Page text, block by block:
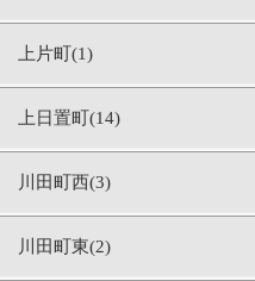
上片町(1)
上日置町(14)
川田町西(3)
川田町東(2)